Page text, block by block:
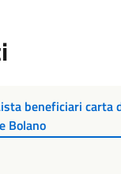
beneficiari carta
Bolano